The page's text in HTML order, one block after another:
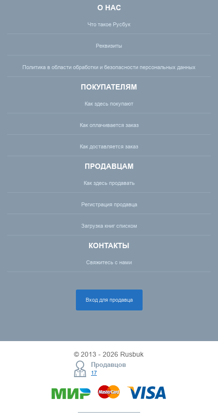
О НАС
Что такое Русбук
Реквизиты
Политика в области обработки и безопасности персональных данных
ПОКУПАТЕЛЯМ
Как здесь покупают
Как оплачивается заказ
Как доставляется заказ
ПРОДАВЦАМ
Как здесь продавать
Регистрация продавца
Загрузка книг списком
КОНТАКТЫ
Свяжитесь с нами
Вход для продавца
© 2013 - 2026 Rusbuk
Продавцов
17